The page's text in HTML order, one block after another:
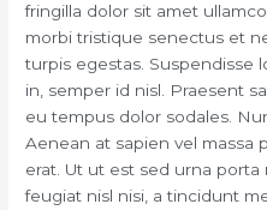
fringilla dolor sit amet
morbi tristique senectus et
turpis egestas. Suspendisse
in, semper id nisl. Praesent
eu tempus dolor sodales.
Aenean at sapien vel massa
erat. Ut ut est sed urna
feugiat nisl nisi, a tincidunt